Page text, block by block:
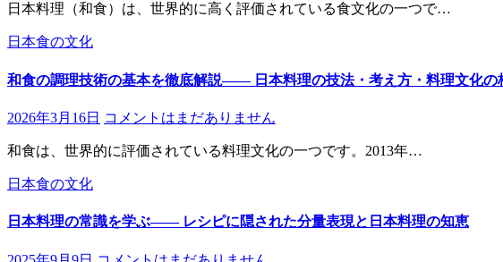
日本料理（和食）は、世界的に高く評価されている食文化の一つで…
日本食の文化
和食の調理技術の基本を徹底解説―― 日本料理の技法・考え方・料理文化の
2026年3月16日 コメントはまだありません
和食は、世界的に評価されている料理文化の一つです。2013年…
日本食の文化
日本料理の常識を学ぶ―― レシピに隠された分量表現と日本料理の知恵